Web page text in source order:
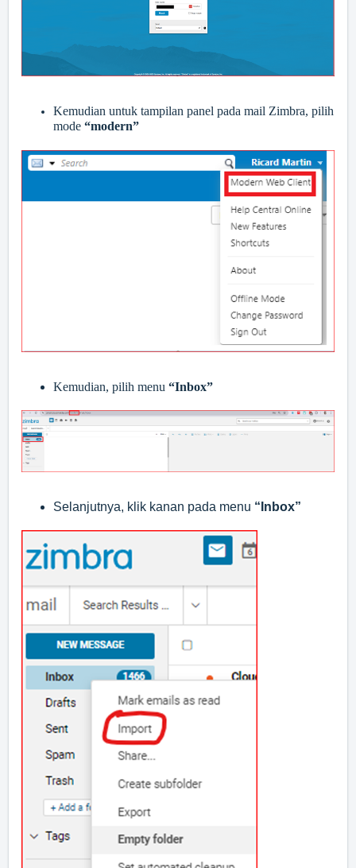
Kemudian untuk tampilan panel pada mail Zimbra, pilih
mode “modern”
Kemudian, pilih menu “Inbox”
Selanjutnya, klik kanan pada menu “Inbox”